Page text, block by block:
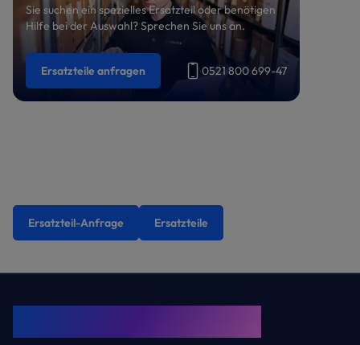
Sie suchen ein spezielles Ersatzteil oder benötigen
Hilfe bei der Auswahl? Sprechen Sie uns an.
Ersatzteile anfragen 0521 800 699-47
Ersatzteil-Anfrage Ersatzteile